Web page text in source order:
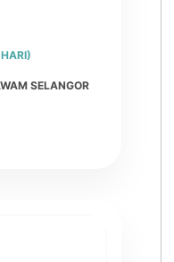
SELANGOR